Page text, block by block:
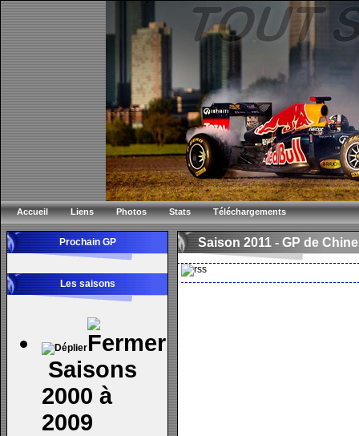
Accueil Liens Photos Stats Téléchargements
Prochain GP
Les saisons
Saisons
2000 à
2009
Saison 2011 - GP de Chine